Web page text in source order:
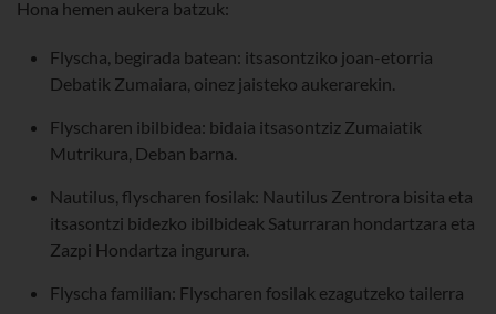
Hona hemen aukera batzuk:
Flyscha, begirada batean: itsasontziko joan-etorria
Debatik Zumaiara, oinez jaisteko aukerarekin.
Flyscharen ibilbidea: bidaia itsasontziz Zumaiatik
Mutrikura, Deban barna.
Nautilus, flyscharen fosilak: Nautilus Zentrora bisita eta
itsasontzi bidezko ibilbideak Saturraran hondartzara eta
Zazpi Hondartza ingurura.
Flyscha familian: Flyscharen fosilak ezagutzeko tailerra